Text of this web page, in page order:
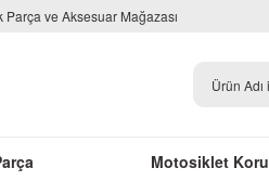
ve Aksesuar Mağazası
Motosiklet